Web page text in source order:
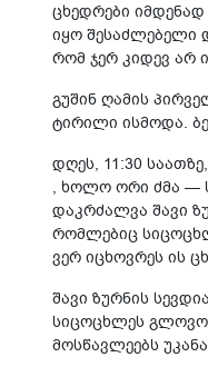
ცხედრები
იყო შესაძლებელი
რომ ჯერ კიდევ არ
გუშინ ღამის
ტირილი ისმოდა.
დღეს, 11:30
, ხოლო ორი ძმა —
დაკრძალვა შავი
რომლებიც
ვერ იცხოვრეს ის
შავი ზურნის
სიცოცხლეს
მოსწავლეებს